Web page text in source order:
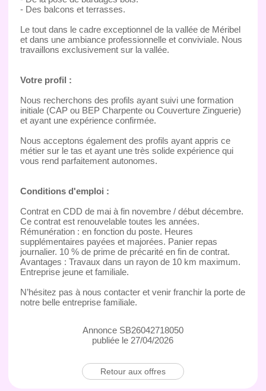
- Des balcons et terrasses.
Le tout dans le cadre exceptionnel de la vallée de Méribel
et dans une ambiance professionnelle et conviviale. Nous
travaillons exclusivement sur la vallée.
Votre profil :
Nous recherchons des profils ayant suivi une formation
initiale (CAP ou BEP Charpente ou Couverture Zinguerie)
et ayant une expérience confirmée.
Nous acceptons également des profils ayant appris ce
métier sur le tas et ayant une très solide expérience qui
vous rend parfaitement autonomes.
Conditions d'emploi :
Contrat en CDD de mai à fin novembre / début décembre.
Ce contrat est renouvelable toutes les années.
Rémunération : en fonction du poste. Heures
supplémentaires payées et majorées. Panier repas
journalier. 10 % de prime de précarité en fin de contrat.
Avantages : Travaux dans un rayon de 10 km maximum.
Entreprise jeune et familiale.
N’hésitez pas à nous contacter et venir franchir la porte de
notre belle entreprise familiale.
Annonce SB26042718050
publiée le 27/04/2026
Retour aux offres